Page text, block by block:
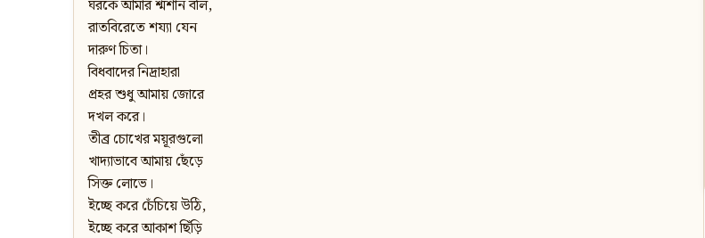
ঘরকে আমার শ্মশান বলি,
রাতবিরেতে শয্যা যেন
দারুণ চিতা।
বিধবাদের নিদ্রাহারা
প্রহর শুধু আমায় জোরে
দখল করে।
তীব্র চোখের ময়ূরগুলো
খাদ্যাভাবে আমায় ছেঁড়ে
সিক্ত লোভে।
ইচ্ছে করে চেঁচিয়ে উঠি,
ইচ্ছে করে আকাশ ছিঁড়ি